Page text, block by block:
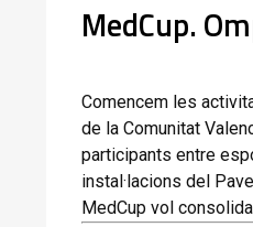
MedCup.
Comencem les
de la Comunitat
participants entre
instal·lacions del
MedCup vol